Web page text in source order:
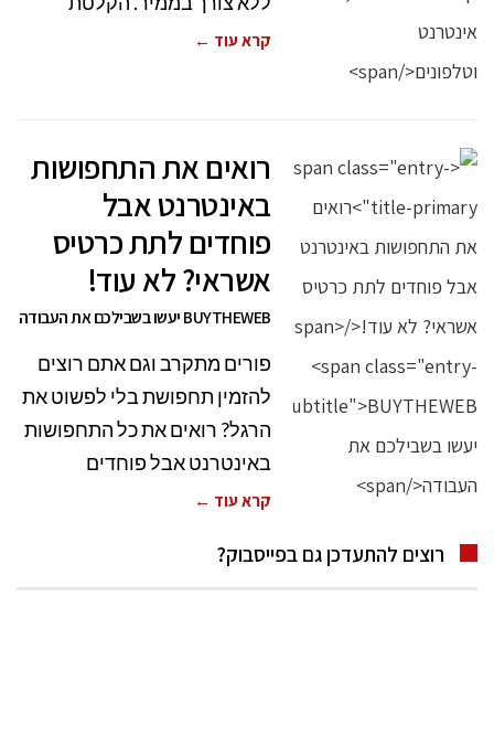
קרא עוד ←
רואים את התחפושות
באינטרנט אבל
פוחדים לתת כרטיס
אשראי? לא עוד!
BUYTHEWEB יעשו בשבילכם את העבודה
פורים מתקרב וגם אתם רוצים
להזמין תחפושת בלי לפשוט את
הרגל? רואים את כל התחפושות
באינטרנט אבל פוחדים
קרא עוד ←
רוצים להתעדכן גם בפייסבוק?